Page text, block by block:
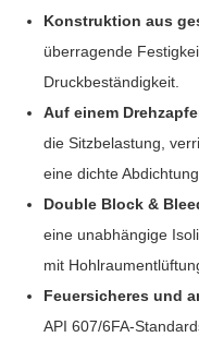
Konstruktion aus
überragende
Druckbeständigkeit.
Auf einem
die Sitzbelastung,
eine dichte
Double Block &
eine unabhängige
mit
Feuersicheres und
API 607/6FA-